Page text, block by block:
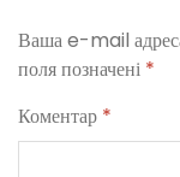
Ваша e-mail
поля позначені *
Коментар *